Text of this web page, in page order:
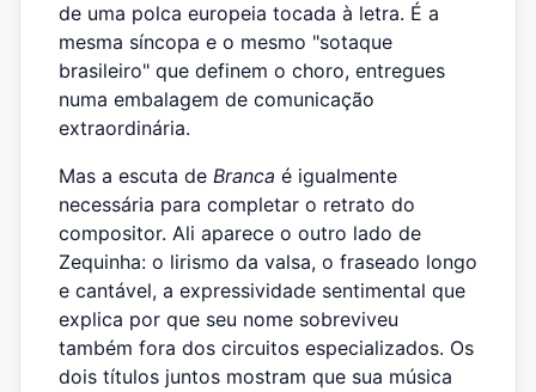
de uma polca europeia tocada à letra. É a
mesma síncopa e o mesmo "sotaque
brasileiro" que definem o choro, entregues
numa embalagem de comunicação
extraordinária.
Mas a escuta de Branca é igualmente
necessária para completar o retrato do
compositor. Ali aparece o outro lado de
Zequinha: o lirismo da valsa, o fraseado longo
e cantável, a expressividade sentimental que
explica por que seu nome sobreviveu
também fora dos circuitos especializados. Os
dois títulos juntos mostram que sua música